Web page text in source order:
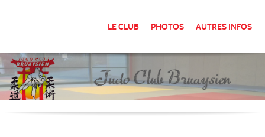
LE CLUB PHOTOS AUTRES INFOS